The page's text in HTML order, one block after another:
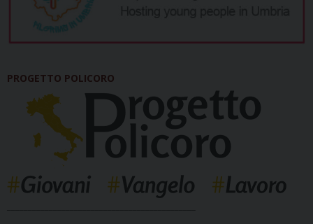
PROGETTO POLICORO